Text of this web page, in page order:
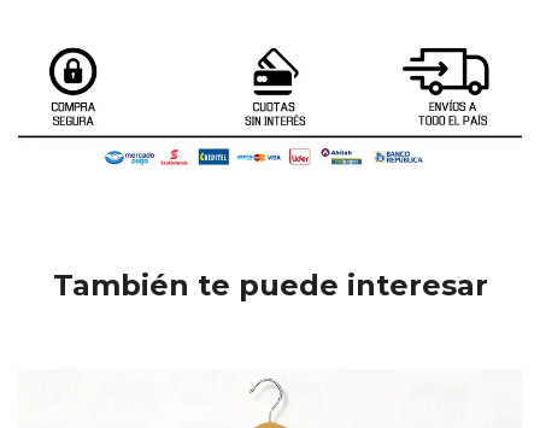
También te puede interesar